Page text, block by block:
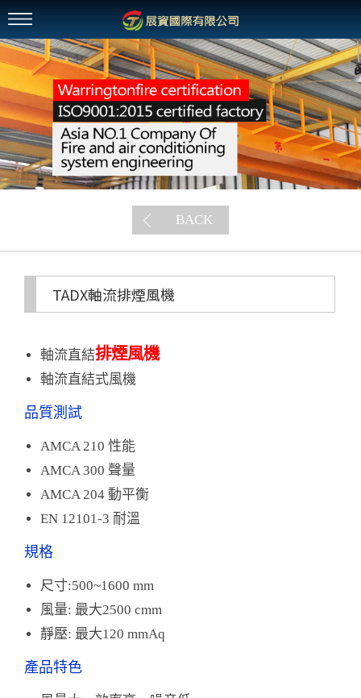
BACK
TADX軸流排煙風機
軸流直結排煙風機
軸流直結式風機
品質測試
AMCA 210 性能
AMCA 300 聲量
AMCA 204 動平衡
EN 12101-3 耐溫
規格
尺寸:500~1600 mm
風量: 最大2500 cmm
靜壓: 最大120 mmAq
產品特色